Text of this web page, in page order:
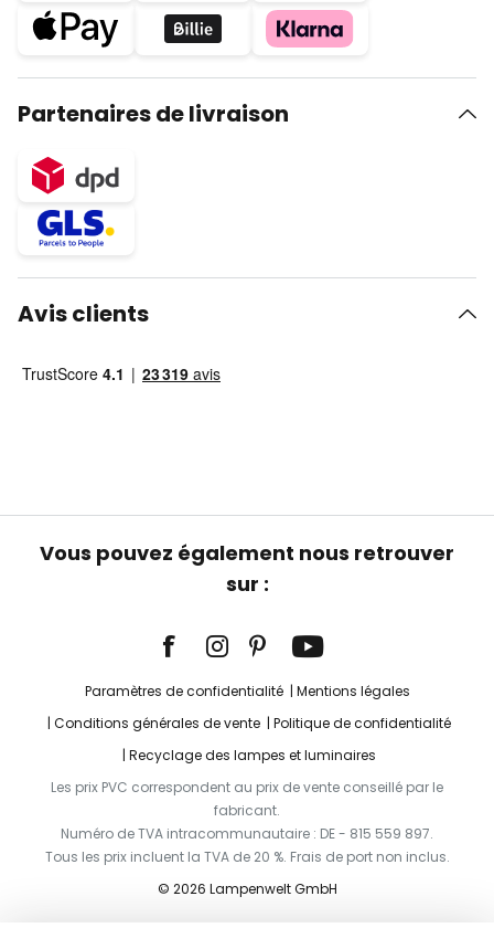
Partenaires de livraison
Avis clients
Vous pouvez également nous retrouver
sur :
Paramètres de confidentialité
Mentions légales
Conditions générales de vente
Politique de confidentialité
Recyclage des lampes et luminaires
Les prix PVC correspondent au prix de vente conseillé par le
fabricant.
Numéro de TVA intracommunautaire : DE - 815 559 897.
Tous les prix incluent la TVA de 20 %. Frais de port non inclus.
© 2026 Lampenwelt GmbH